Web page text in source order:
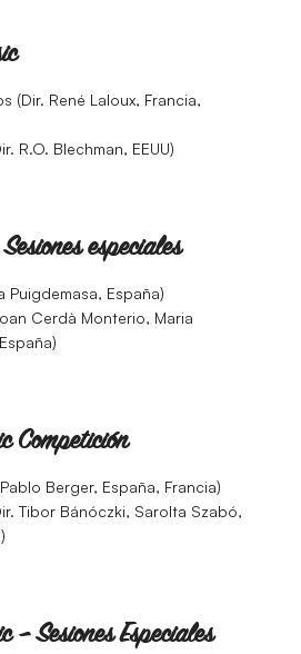
(Dir. René Laloux, Francia,
R.O. Blechman, EEUU)
especiales
Puigdemasa, España)
Cerdà Monterio, Maria
Competición
Berger, España, Francia)
Tibor Bánóczki, Sarolta Szabó,
– Sesiones Especiales